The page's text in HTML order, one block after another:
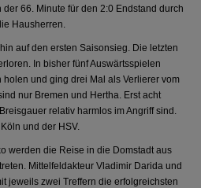
66. Minute für den 2:0 Endstand durch
Hausherren.
auf den ersten Saisonsieg. Die letzten
In bisher fünf Auswärtsspielen
und ging drei Mal als Verlierer vom
nur Bremen und Hertha. Erst acht
relativ harmlos im Angriff sind.
und der HSV.
werden die Reise in die Domstadt aus
Mittelfeldakteur Vladimir Darida und
jeweils zwei Treffern die erfolgreichsten